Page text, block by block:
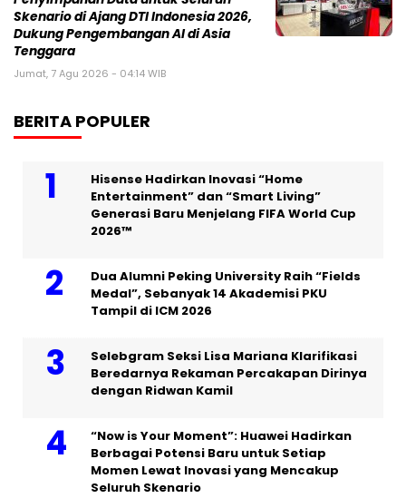
Skenario di Ajang DTI Indonesia 2026,
Dukung Pengembangan AI di Asia
Tenggara
Jumat, 7 Agu 2026 - 04:14 WIB
BERITA POPULER
Hisense Hadirkan Inovasi “Home
Entertainment” dan “Smart Living”
Generasi Baru Menjelang FIFA World Cup
2026™
Dua Alumni Peking University Raih “Fields
Medal”, Sebanyak 14 Akademisi PKU
Tampil di ICM 2026
Selebgram Seksi Lisa Mariana Klarifikasi
Beredarnya Rekaman Percakapan Dirinya
dengan Ridwan Kamil
“Now is Your Moment”: Huawei Hadirkan
Berbagai Potensi Baru untuk Setiap
Momen Lewat Inovasi yang Mencakup
Seluruh Skenario